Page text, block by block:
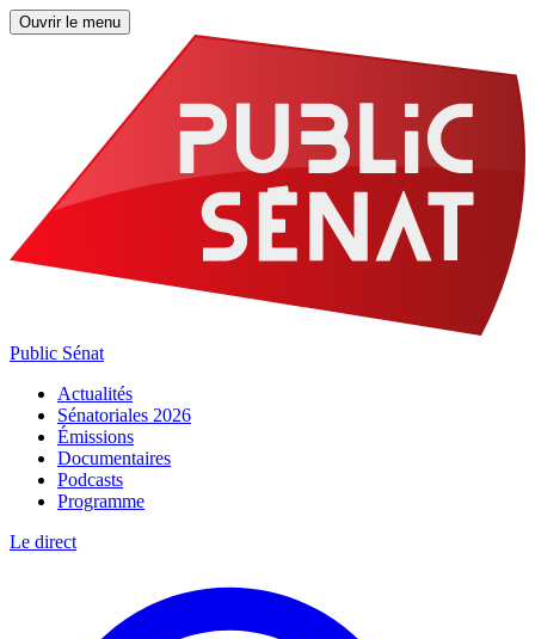
Ouvrir le menu
Public Sénat
Actualités
Sénatoriales 2026
Émissions
Documentaires
Podcasts
Programme
Le direct